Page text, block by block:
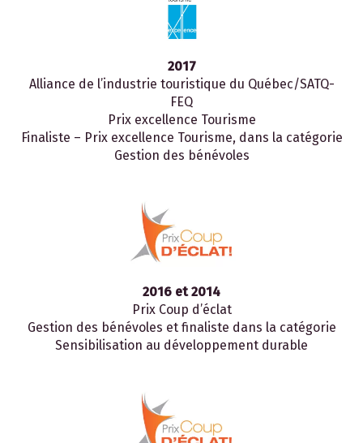
2017
Alliance de l’industrie touristique du Québec/SATQ-
FEQ
Prix excellence Tourisme
Finaliste – Prix excellence Tourisme, dans la catégorie
Gestion des bénévoles
2016 et 2014
Prix Coup d’éclat
Gestion des bénévoles et finaliste dans la catégorie
Sensibilisation au développement durable